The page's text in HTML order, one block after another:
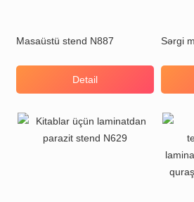
Masaüstü stend N887
Detail
Sərgi